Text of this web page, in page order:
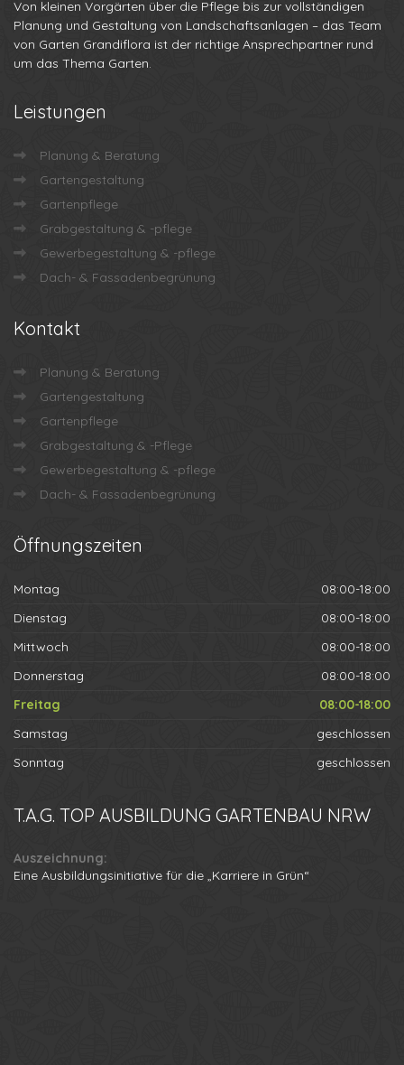
Von kleinen Vorgärten über die Pflege bis zur vollständigen
Planung und Gestaltung von Landschaftsanlagen – das Team
von Garten Grandiflora ist der richtige Ansprechpartner rund
um das Thema Garten.
Leistungen
Planung & Beratung
Gartengestaltung
Gartenpflege
Grabgestaltung & -pflege
Gewerbegestaltung & -pflege
Dach- & Fassadenbegrünung
Kontakt
Planung & Beratung
Gartengestaltung
Gartenpflege
Grabgestaltung & -Pflege
Gewerbegestaltung & -pflege
Dach- & Fassadenbegrünung
Öffnungszeiten
Montag
08:00-18:00
Dienstag
08:00-18:00
Mittwoch
08:00-18:00
Donnerstag
08:00-18:00
Freitag
08:00-18:00
Samstag
geschlossen
Sonntag
geschlossen
T.A.G. TOP AUSBILDUNG GARTENBAU NRW
Auszeichnung:
Eine Ausbildungsinitiative für die „Karriere in Grün“